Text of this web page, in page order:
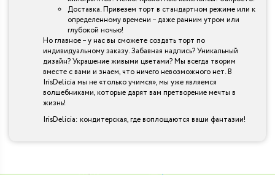
Доставка. Привезем торт в стандартном режиме или к
определенному времени – даже ранним утром или
глубокой ночью!
Но главное – у нас вы сможете создать торт по
индивидуальному заказу. Забавная надпись? Уникальный
дизайн? Украшение живыми цветами? Мы всегда творим
вместе с вами и знаем, что ничего невозможного нет. В
IrisDelicia мы не «только учимся», мы уже являемся
волшебниками, которые дарят вам претворение мечты в
жизнь!
IrisDelicia: кондитерская, где воплощаются ваши фантазии!